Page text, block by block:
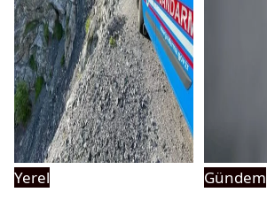
Yerel
Gündem